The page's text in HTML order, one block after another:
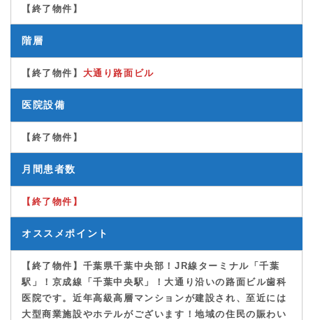
【終了物件】
階層
【終了物件】 大通り路面ビル
医院設備
【終了物件】
月間患者数
【終了物件】
オススメポイント
【終了物件】 千葉県千葉中央部！JR線ターミナル「千葉
駅」
！ 京成線「千葉中央駅」！ 大通り沿いの路面ビル歯科
医院です。近年高級高層マンションが建設され、至近には
大型商業施設やホテルがございます！地域の住民の賑わい